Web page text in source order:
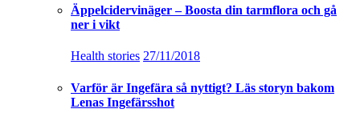
Äppelcidervinäger – Boosta din tarmflora och gå
ner i vikt
Health stories 27/11/2018
Varför är Ingefära så nyttigt? Läs storyn bakom
Lenas Ingefärsshot